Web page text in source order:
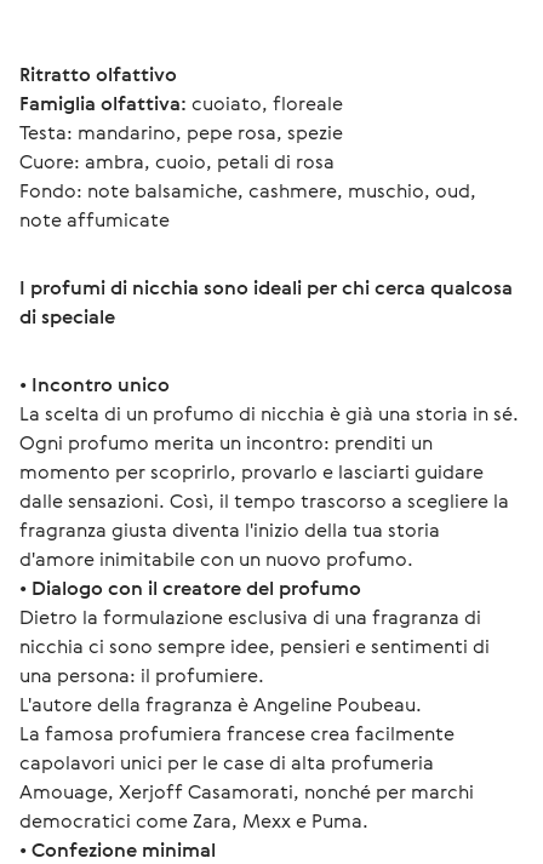
Ritratto olfattivo
Famiglia olfattiva: cuoiato, floreale
Testa: mandarino, pepe rosa, spezie
Cuore: ambra, cuoio, petali di rosa
Fondo: note balsamiche, cashmere, muschio, oud,
note affumicate
I profumi di nicchia sono ideali per chi cerca qualcosa
di speciale
• Incontro unico
La scelta di un profumo di nicchia è già una storia in sé.
Ogni profumo merita un incontro: prenditi un
momento per scoprirlo, provarlo e lasciarti guidare
dalle sensazioni. Così, il tempo trascorso a scegliere la
fragranza giusta diventa l'inizio della tua storia
d'amore inimitabile con un nuovo profumo.
• Dialogo con il creatore del profumo
Dietro la formulazione esclusiva di una fragranza di
nicchia ci sono sempre idee, pensieri e sentimenti di
una persona: il profumiere.
L'autore della fragranza è Angeline Poubeau.
La famosa profumiera francese crea facilmente
capolavori unici per le case di alta profumeria
Amouage, Xerjoff Casamorati, nonché per marchi
democratici come Zara, Mexx e Puma.
• Confezione minimal